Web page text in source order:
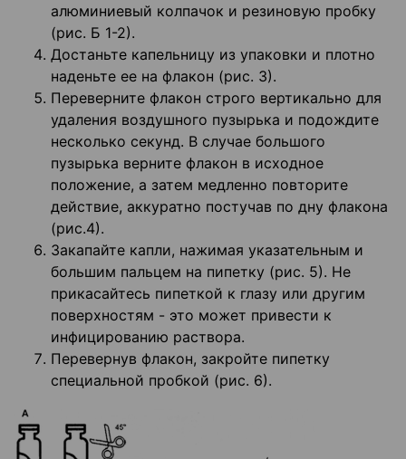
алюминиевый колпачок и резиновую пробку
(рис. Б 1-2).
Достаньте капельницу из упаковки и плотно
наденьте ее на флакон (рис. 3).
Переверните флакон строго вертикально для
удаления воздушного пузырька и подождите
несколько секунд. В случае большого
пузырька верните флакон в исходное
положение, а затем медленно повторите
действие, аккуратно постучав по дну флакона
(рис.4).
Закапайте капли, нажимая указательным и
большим пальцем на пипетку (рис. 5). Не
прикасайтесь пипеткой к глазу или другим
поверхностям - это может привести к
инфицированию раствора.
Перевернув флакон, закройте пипетку
специальной пробкой (рис. 6).